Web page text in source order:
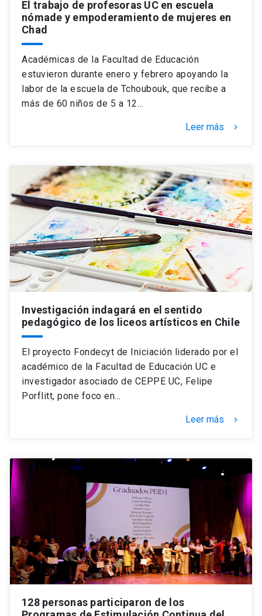
El trabajo de profesoras UC en escuela
nómade y empoderamiento de mujeres en
Chad
Académicas de la Facultad de Educación
estuvieron durante enero y febrero apoyando la
labor de la escuela de Tchoubouk, que recibe a
más de 60 niños de 5 a 12…
Leer más keyboard_arrow_right
Investigación indagará en el sentido
pedagógico de los liceos artísticos en Chile
El proyecto Fondecyt de Iniciación liderado por el
académico de la Facultad de Educación UC e
investigador asociado de CEPPE UC, Felipe
Porflitt, pone foco en…
Leer más keyboard_arrow_right
128 personas participaron de los